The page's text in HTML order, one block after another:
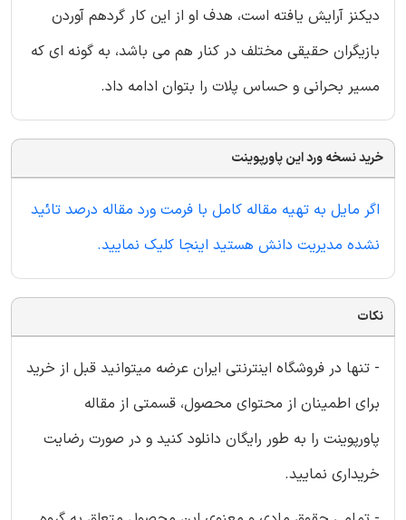
دیکنز آرایش یافته است، هدف او از این کار گردهم آوردن
بازیگران حقیقی مختلف در کنار هم می باشد، به گونه ای که
مسیر بحرانی و حساس پلات را بتوان ادامه داد.
خرید نسخه ورد این پاورپوینت
اگر مایل به تهیه مقاله کامل با فرمت ورد مقاله درصد تائید
نشده مدیریت دانش هستید اینجا کلیک نمایید.
نکات
- تنها در فروشگاه اینترنتی ایران عرضه میتوانید قبل از خرید
برای اطمینان از محتوای محصول، قسمتی از مقاله
پاورپوینت را به طور رایگان دانلود کنید و در صورت رضایت
خریداری نمایید.